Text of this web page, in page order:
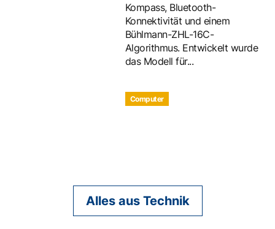
Kompass, Bluetooth-
Konnektivität und einem
Bühlmann-ZHL-16C-
Algorithmus. Entwickelt wurde
das Modell für...
Computer
Alles aus Technik